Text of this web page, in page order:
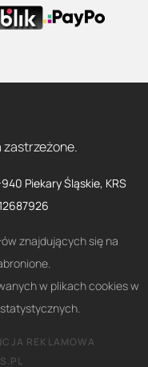
Piekary Śląskie, KRS
znajdujących się na
w plikach cookies w
REKLAMOWA